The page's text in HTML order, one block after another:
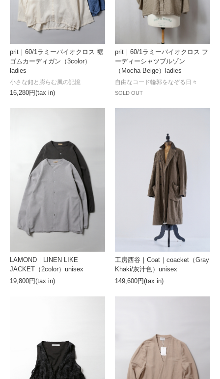
prit｜60/1ラミーバイオクロス 裾
ゴムカーディガン（3color）
ladies
16,280円(tax in)
小さな釦と膨らむ風の記憶
prit｜60/1ラミーバイオクロス フ
ーディーシャツブルゾン
（Mocha Beige）ladies
SOLD OUT
自由なコード輪郭をなぞる日々
LAMOND｜LINEN LIKE
JACKET（2color）unisex
19,800円(tax in)
工房西谷｜Coat｜coacket（Gray
Khaki/灰汁色）unisex
149,600円(tax in)